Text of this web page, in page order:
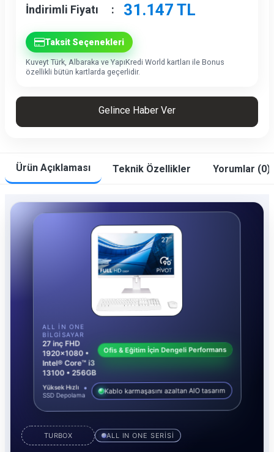
İndirimli Fiyatı : 31.147 TL
Taksit Seçenekleri
Kuveyt Türk, Albaraka ve YapıKredi World kartları ile Bonus
özellikli bütün kartlarda geçerlidir.
Gelince Haber Ver
Ürün Açıklaması Teknik Özellikler Yorumlar (0)
TURBOX ALL IN ONE SERİSİ
ALL IN ONE
BILGISAYAR
27 inç FHD
1920x1080 •
Intel® Core™ i3
13100 • 256GB
Ofis & Eğitim İçin Dengeli Performans
Yüksek Hızlı
SSD Depolama Kablo karmaşasını azaltan AIO tasarım